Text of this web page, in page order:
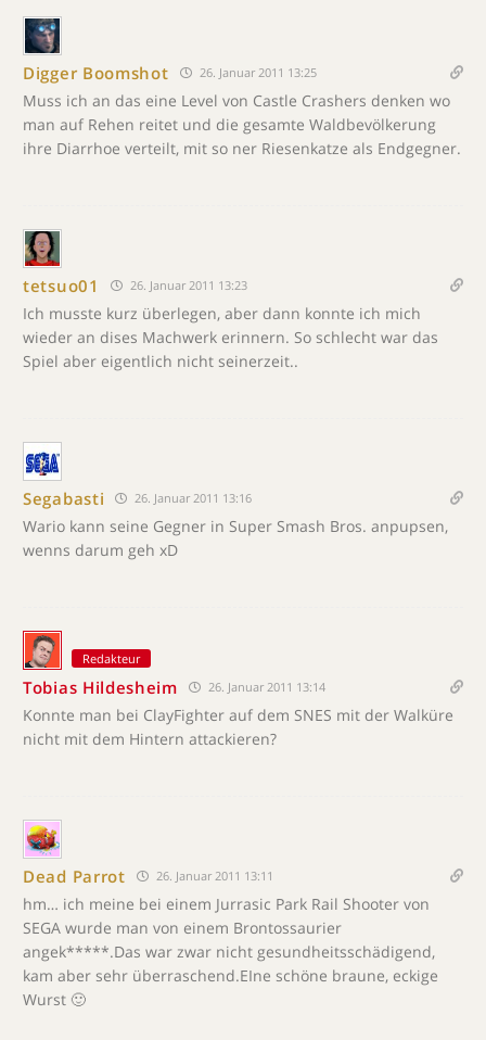
Digger Boomshot 26. Januar 2011 13:25
Muss ich an das eine Level von Castle Crashers denken wo
man auf Rehen reitet und die gesamte Waldbevölkerung
ihre Diarrhoe verteilt, mit so ner Riesenkatze als Endgegner.
tetsuo01 26. Januar 2011 13:23
Ich musste kurz überlegen, aber dann konnte ich mich
wieder an dises Machwerk erinnern. So schlecht war das
Spiel aber eigentlich nicht seinerzeit..
Segabasti 26. Januar 2011 13:16
Wario kann seine Gegner in Super Smash Bros. anpupsen,
wenns darum geh xD
Redakteur
Tobias Hildesheim 26. Januar 2011 13:14
Konnte man bei ClayFighter auf dem SNES mit der Walküre
nicht mit dem Hintern attackieren?
Dead Parrot 26. Januar 2011 13:11
hm… ich meine bei einem Jurrasic Park Rail Shooter von
SEGA wurde man von einem Brontossaurier
angek*****.Das war zwar nicht gesundheitsschädigend,
kam aber sehr überraschend.EIne schöne braune, eckige
Wurst 🙂